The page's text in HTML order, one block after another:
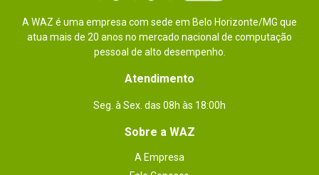
A WAZ é uma empresa com sede em Belo Horizonte/MG que
atua mais de 20 anos no mercado nacional de computação
pessoal de alto desempenho.
Atendimento
Seg. à Sex. das 08h às 18:00h
Sobre a WAZ
A Empresa